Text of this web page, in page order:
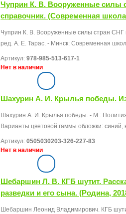
Чуприн К. В. Вооруженные силы
справочник. (Современная
Чуприн К. В. Вооруженные силы стран СНГ
ред. А. Е. Тарас. - Минск: Современная
Артикул: 978-985-513-617-1
Нет в наличии
Шахурин А. И. Крылья победы.
Шахурин А. И. Крылья победы. - М.:
Варианты цветовой гаммы обложки: синий,
Артикул: 0505030203-326-227-83
Нет в наличии
Шебаршин Л. В. КГБ шутит.
разведки и его сына. (Родина,
Шебаршин Леонид Владимирович. КГБ